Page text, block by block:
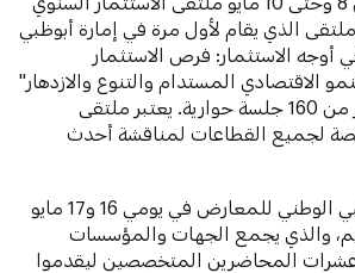
الذي يقام لأول مرة في إمارة أبوظبي
الاستثمار: فرص الاستثمار
الاقتصادي المستدام والتنوع والازدهار"
600 متحدث في أكثر من 160 جلسة حوارية. يعتبر ملتقى
لجميع القطاعات لمناقشة أحدث
ويستضيف مركز أبوظبي الوطني للمعارض في يومي 16 و17 مايو
والذي يجمع الجهات والمؤسسات
عشرات المحاضرين المتخصصين ليقدموا